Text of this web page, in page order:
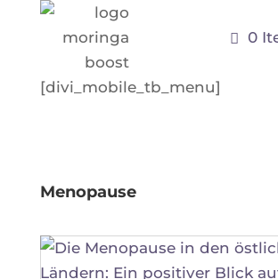
0
[divi_mobile_tb_menu]
Menopause